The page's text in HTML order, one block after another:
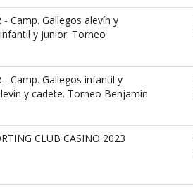
- Camp. Gallegos alevín y
y junior. Torneo
- Camp. Gallegos infantil y
y cadete. Torneo Benjamín
CLUB CASINO 2023